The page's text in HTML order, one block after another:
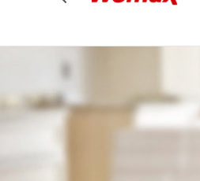
POŠALJI